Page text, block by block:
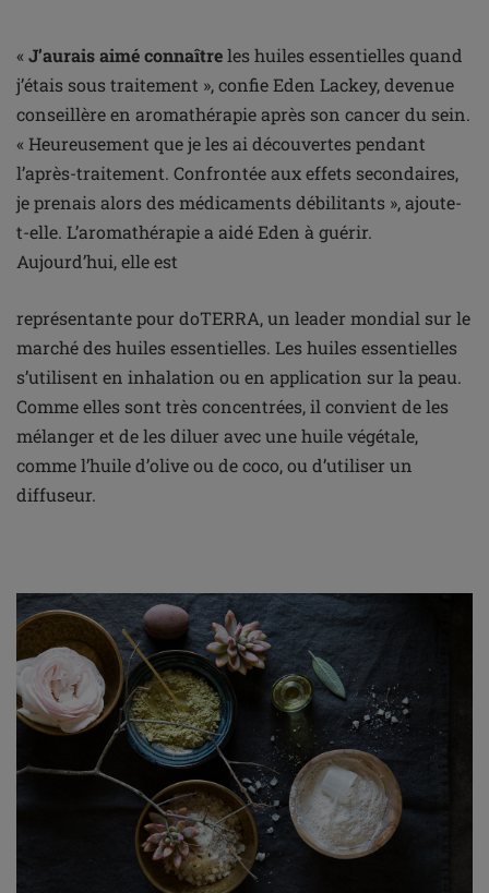
« J’aurais aimé connaîtreles huiles essentielles quand
j’étais sous traitement », confie Eden Lackey, devenue
conseillère en aromathérapie après son cancer du sein.
« Heureusement que je les ai découvertes pendant
l’après-traitement. Confrontée aux effets secondaires,
je prenais alors des médicaments débilitants », ajoute-
t-elle. L’aromathérapie a aidé Eden à guérir.
Aujourd’hui, elle est
représentante pour doTERRA, un leader mondial sur le
marché des huiles essentielles. Les huiles essentielles
s’utilisent en inhalation ou en application sur la peau.
Comme elles sont très concentrées, il convient de les
mélanger et de les diluer avec une huile végétale,
comme l’huile d’olive ou de coco, ou d’utiliser un
diffuseur.